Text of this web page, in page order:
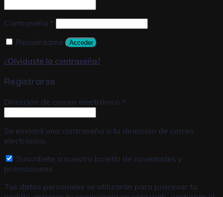
Contraseña *
Recuérdame
Acceder
¿Olvidaste la contraseña?
Registrarse
Dirección de correo electrónico *
Se enviará una contraseña a tu dirección de correo
electrónico.
Suscríbete a nuestro boletín de novedades y
promociones
Tus datos personales se utilizarán para procesar tu